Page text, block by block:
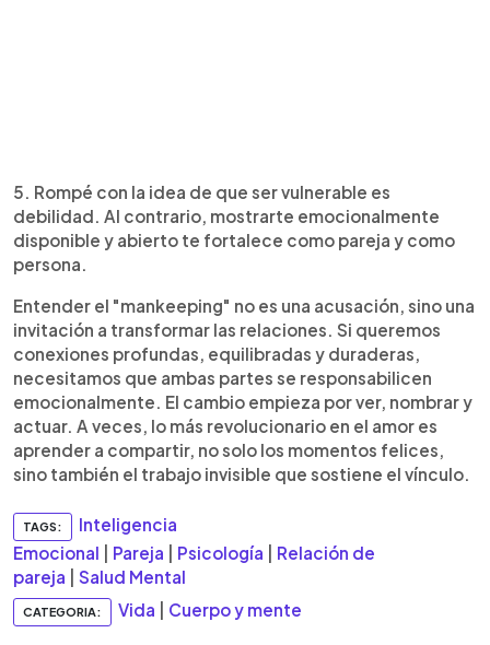
5. Rompé con la idea de que ser vulnerable es
debilidad. Al contrario, mostrarte emocionalmente
disponible y abierto te fortalece como pareja y como
persona.
Entender el "mankeeping" no es una acusación, sino una
invitación a transformar las relaciones. Si queremos
conexiones profundas, equilibradas y duraderas,
necesitamos que ambas partes se responsabilicen
emocionalmente. El cambio empieza por ver, nombrar y
actuar. A veces, lo más revolucionario en el amor es
aprender a compartir, no solo los momentos felices,
sino también el trabajo invisible que sostiene el vínculo.
TAGS:
Inteligencia
Emocional
Pareja Psicología
Relación de
pareja
Salud Mental
CATEGORIA: Vida Cuerpo y mente